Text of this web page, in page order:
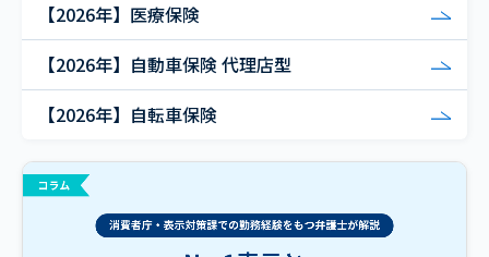
【2026年】医療保険
【2026年】自動車保険 代理店型
【2026年】自転車保険